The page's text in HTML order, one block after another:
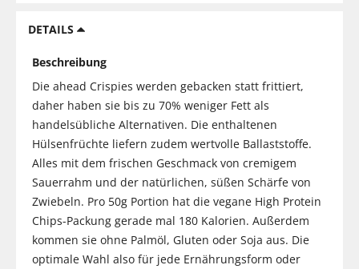
DETAILS
Beschreibung
Die ahead Crispies werden gebacken statt frittiert,
daher haben sie bis zu 70% weniger Fett als
handelsübliche Alternativen. Die enthaltenen
Hülsenfrüchte liefern zudem wertvolle Ballaststoffe.
Alles mit dem frischen Geschmack von cremigem
Sauerrahm und der natürlichen, süßen Schärfe von
Zwiebeln. Pro 50g Portion hat die vegane High Protein
Chips-Packung gerade mal 180 Kalorien. Außerdem
kommen sie ohne Palmöl, Gluten oder Soja aus. Die
optimale Wahl also für jede Ernährungsform oder